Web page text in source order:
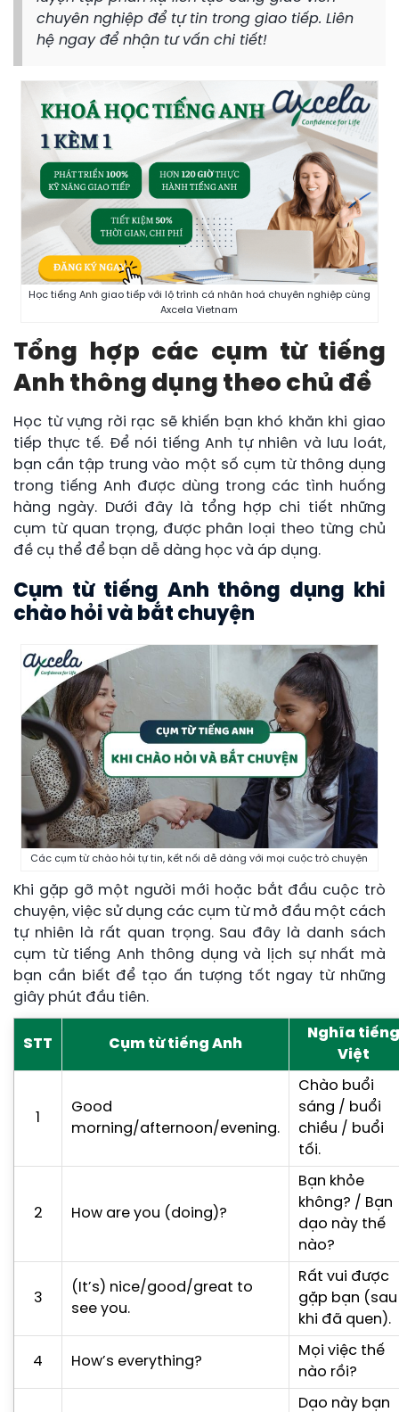
chuyên nghiệp để tự tin trong giao tiếp. Liên
hệ ngay để nhận tư vấn chi tiết!
Học tiếng Anh giao tiếp với lộ trình cá nhân hoá chuyên nghiệp cùng
Axcela Vietnam
Tổng hợp các cụm từ tiếng
Anh thông dụng theo chủ đề
Học từ vựng rời rạc sẽ khiến bạn khó khăn khi giao
tiếp thực tế. Để nói tiếng Anh tự nhiên và lưu loát,
bạn cần tập trung vào một số cụm từ thông dụng
trong tiếng Anh được dùng trong các tình huống
hàng ngày. Dưới đây là tổng hợp chi tiết những
cụm từ quan trọng, được phân loại theo từng chủ
đề cụ thể để bạn dễ dàng học và áp dụng.
Cụm từ tiếng Anh thông dụng khi
chào hỏi và bắt chuyện
Các cụm từ chào hỏi tự tin, kết nối dễ dàng với mọi cuộc trò chuyện
Khi gặp gỡ một người mới hoặc bắt đầu cuộc trò
chuyện, việc sử dụng các cụm từ mở đầu một cách
tự nhiên là rất quan trọng. Sau đây là danh sách
cụm từ tiếng Anh thông dụng và lịch sự nhất mà
bạn cần biết để tạo ấn tượng tốt ngay từ những
giây phút đầu tiên.
STT Cụm từ tiếng Anh
Nghĩa tiếng
Việt
1
Good
morning/afternoon/evening.
Chào buổi
sáng / buổi
chiều / buổi
tối.
2 How are you (doing)?
Bạn khỏe
không? / Bạn
dạo này thế
nào?
3
(It’s) nice/good/great to
see you.
Rất vui được
gặp bạn (sau
khi đã quen).
4 How’s everything?
Mọi việc thế
nào rồi?
Dạo này bạn